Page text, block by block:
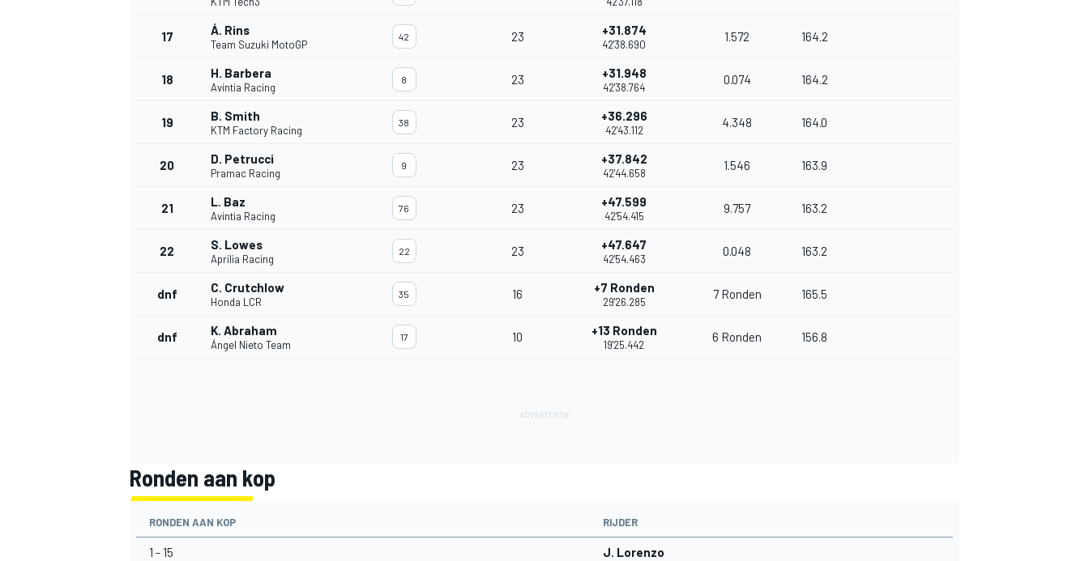
17 Á. Rins
Team Suzuki MotoGP
42 23 +31.874
42'38.690
1.572 164.2
18 H. Barbera
Avintia Racing
8 23 +31.948
42'38.764
0.074 164.2
19 B. Smith
KTM Factory Racing
38 23 +36.296
42'43.112
4.348 164.0
20 D. Petrucci
Pramac Racing
9 23 +37.842
42'44.658
1.546 163.9
21 L. Baz
Avintia Racing
76 23 +47.599
42'54.415
9.757 163.2
22 S. Lowes
Aprilia Racing
22 23 +47.647
42'54.463
0.048 163.2
dnf C. Crutchlow
Honda LCR
35 16 +7 Ronden
29'26.285
7 Ronden 165.5
dnf K. Abraham
Ángel Nieto Team
17 10 +13 Ronden
19'25.442
6 Ronden 156.8
Ronden aan kop
RONDEN AAN KOP RIJDER
1 - 15 J. Lorenzo